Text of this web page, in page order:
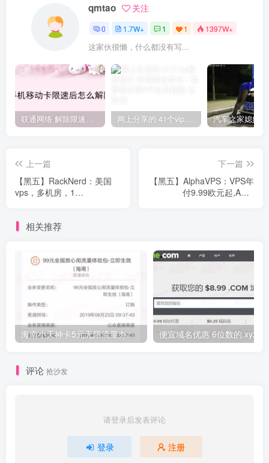
qmtao 关注
0 1.7W+ 1 1 1397W+
这家伙很懒，什么都没有写...
联通网络 解除限速方法参考！畅享、畅玩、老白干等及其它地区自测了 网上分享的 41个vip解析接口 有需要的拿去~ 免费看全网VIP会员视频
上一篇
【黑五】RackNerd：美国
vps，多机房，1
起
下一篇
【黑五】AlphaVPS：VPS年
付9.99欧元起,AMD
相关推荐
海南小天神卡5元无限流量办理的方法，5元流量不限量自行车来了
评论 抢沙发
请登录后发表评论
登录 注册